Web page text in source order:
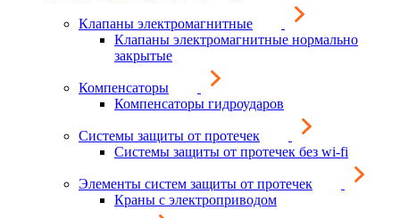
Клапаны электромагнитные
Клапаны электромагнитные нормально
закрытые
Компенсаторы
Компенсаторы гидроударов
Системы защиты от протечек
Системы защиты от протечек без wi-fi
Элементы систем защиты от протечек
Краны с электроприводом